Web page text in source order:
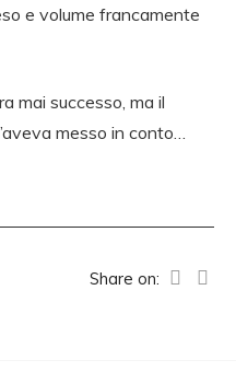
e volume francamente
mai successo, ma il
messo in conto…
Share on: